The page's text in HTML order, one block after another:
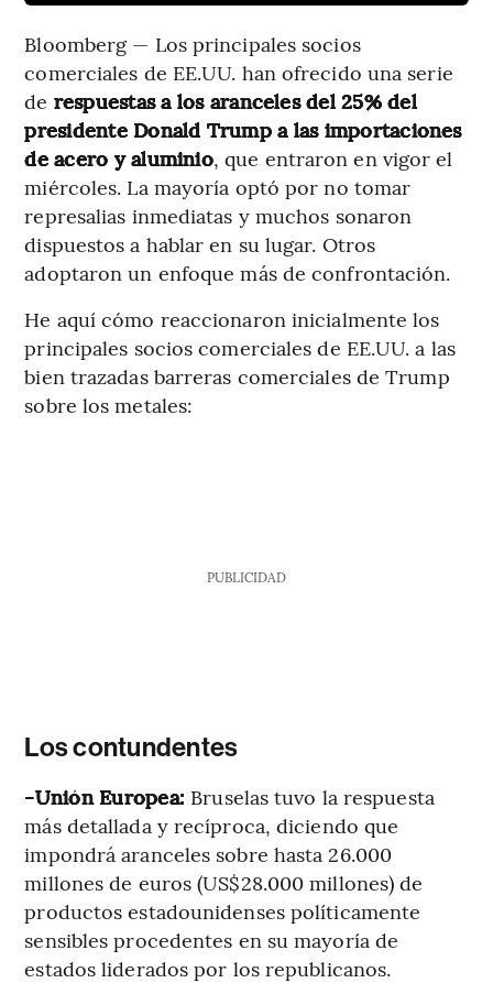
Bloomberg — Los principales socios
comerciales de EE.UU. han ofrecido una serie
de respuestas a los aranceles del 25% del
presidente Donald Trump a las importaciones
de acero y aluminio, que entraron en vigor el
miércoles. La mayoría optó por no tomar
represalias inmediatas y muchos sonaron
dispuestos a hablar en su lugar. Otros
adoptaron un enfoque más de confrontación.
He aquí cómo reaccionaron inicialmente los
principales socios comerciales de EE.UU. a las
bien trazadas barreras comerciales de Trump
sobre los metales:
PUBLICIDAD
Los contundentes
-Unión Europea: Bruselas tuvo la respuesta
más detallada y recíproca, diciendo que
impondrá aranceles sobre hasta 26.000
millones de euros (US$28.000 millones) de
productos estadounidenses políticamente
sensibles procedentes en su mayoría de
estados liderados por los republicanos.